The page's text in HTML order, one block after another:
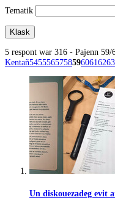
Tematik
5 respont war 316 - Pajenn 59/
Kentañ54555657585960616263
Un diskouezadeg evit